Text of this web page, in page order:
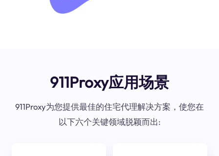
911Proxy应用场景
911Proxy为您提供最佳的住宅代理解决方案，使您在
以下六个关键领域脱颖而出: